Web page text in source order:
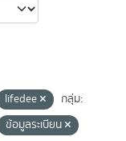
lifedee
กลุ่ม:
ข้อมูลระเบียน